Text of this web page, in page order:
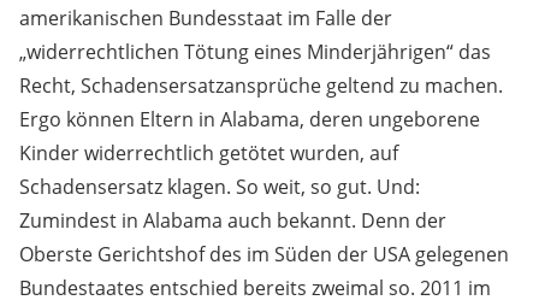
amerikanischen Bundesstaat im Falle der
„widerrechtlichen Tötung eines Minderjährigen“ das
Recht, Schadensersatzansprüche geltend zu machen.
Ergo können Eltern in Alabama, deren ungeborene
Kinder widerrechtlich getötet wurden, auf
Schadensersatz klagen. So weit, so gut. Und:
Zumindest in Alabama auch bekannt. Denn der
Oberste Gerichtshof des im Süden der USA gelegenen
Bundestaates entschied bereits zweimal so. 2011 im